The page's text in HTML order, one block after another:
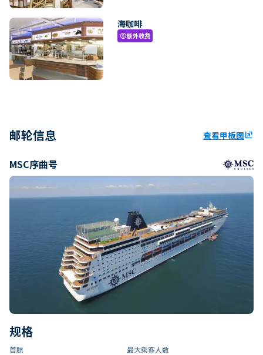
海咖啡
paid额外收费
邮轮信息 查看甲板图ungroup
MSC序曲号
规格
首航 最大乘客人数